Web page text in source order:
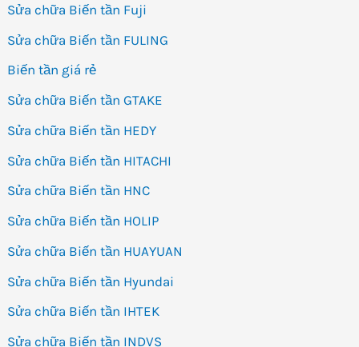
Sửa chữa Biến tần Fuji
Sửa chữa Biến tần FULING
Biến tần giá rẻ
Sửa chữa Biến tần GTAKE
Sửa chữa Biến tần HEDY
Sửa chữa Biến tần HITACHI
Sửa chữa Biến tần HNC
Sửa chữa Biến tần HOLIP
Sửa chữa Biến tần HUAYUAN
Sửa chữa Biến tần Hyundai
Sửa chữa Biến tần IHTEK
Sửa chữa Biến tần INDVS